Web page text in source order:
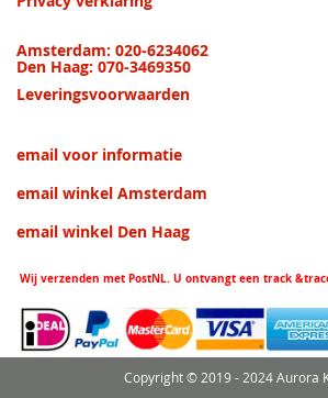
Amsterdam: 020-6234062
Den Haag: 070-3469350
Leveringsvoorwaarden
email voor informatie
email winkel Amsterdam
email winkel Den Haag
Wij verzenden met PostNL. U ontvangt een track
Copyright © 2019 - 2024 Aurora